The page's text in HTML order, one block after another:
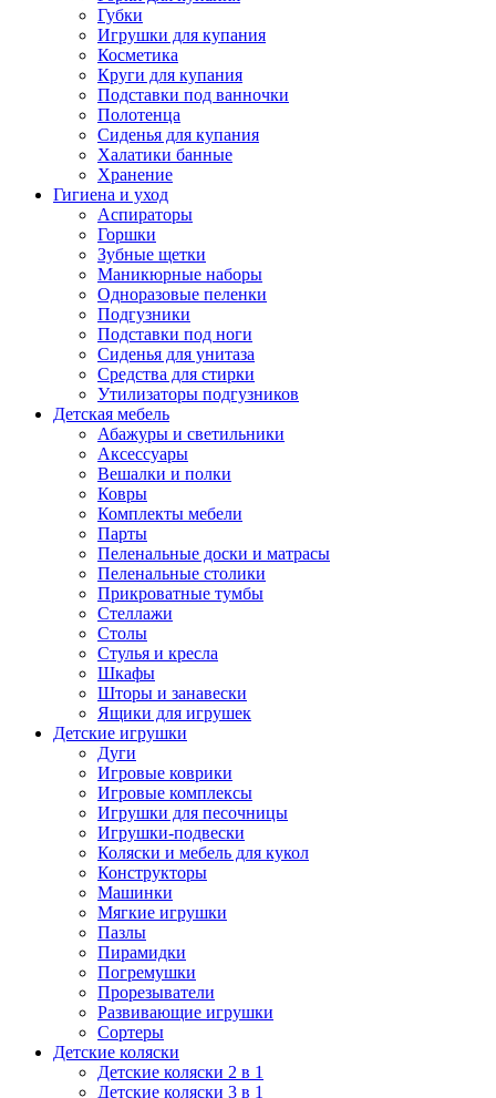
Губки
Игрушки для купания
Косметика
Круги для купания
Подставки под ванночки
Полотенца
Сиденья для купания
Халатики банные
Хранение
Гигиена и уход
Аспираторы
Горшки
Зубные щетки
Маникюрные наборы
Одноразовые пеленки
Подгузники
Подставки под ноги
Сиденья для унитаза
Средства для стирки
Утилизаторы подгузников
Детская мебель
Абажуры и светильники
Аксессуары
Вешалки и полки
Ковры
Комплекты мебели
Парты
Пеленальные доски и матрасы
Пеленальные столики
Прикроватные тумбы
Стеллажи
Столы
Стулья и кресла
Шкафы
Шторы и занавески
Ящики для игрушек
Детские игрушки
Дуги
Игровые коврики
Игровые комплексы
Игрушки для песочницы
Игрушки-подвески
Коляски и мебель для кукол
Конструкторы
Машинки
Мягкие игрушки
Пазлы
Пирамидки
Погремушки
Прорезыватели
Развивающие игрушки
Сортеры
Детские коляски
Детские коляски 2 в 1
Детские коляски 3 в 1